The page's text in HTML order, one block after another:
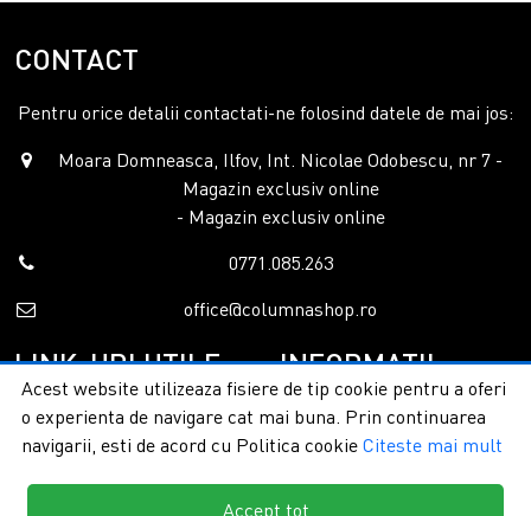
CONTACT
Pentru orice detalii contactati-ne folosind datele de mai jos:
Moara Domneasca, Ilfov, Int. Nicolae Odobescu, nr 7 -
Magazin exclusiv online
- Magazin exclusiv online
0771.085.263
office@columnashop.ro
LINK-URI UTILE
Acasa
Despre noi
INFORMATII
Garantie si service
Detalii livrare
Termeni si conditii
Acest website utilizeaza fisiere de tip cookie pentru a oferi
o experienta de navigare cat mai buna. Prin continuarea
navigarii, esti de acord cu Politica cookie Citeste mai mult
Accept tot